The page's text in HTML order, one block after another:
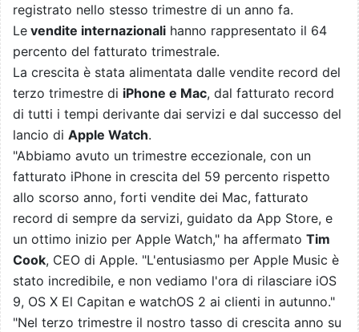
registrato nello stesso trimestre di un anno fa.
Le vendite internazionali hanno rappresentato il 64
percento del fatturato trimestrale.
La crescita è stata alimentata dalle vendite record del
terzo trimestre di iPhone e Mac, dal fatturato record
di tutti i tempi derivante dai servizi e dal successo del
lancio di Apple Watch.
"Abbiamo avuto un trimestre eccezionale, con un
fatturato iPhone in crescita del 59 percento rispetto
allo scorso anno, forti vendite dei Mac, fatturato
record di sempre da servizi, guidato da App Store, e
un ottimo inizio per Apple Watch," ha affermato Tim
Cook, CEO di Apple. "L'entusiasmo per Apple Music è
stato incredibile, e non vediamo l'ora di rilasciare iOS
9, OS X El Capitan e watchOS 2 ai clienti in autunno."
"Nel terzo trimestre il nostro tasso di crescita anno su